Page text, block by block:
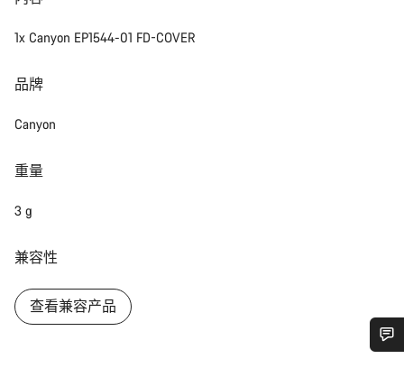
1x Canyon EP1544-01 FD-COVER
品牌
Canyon
重量
3 g
兼容性
查看兼容产品